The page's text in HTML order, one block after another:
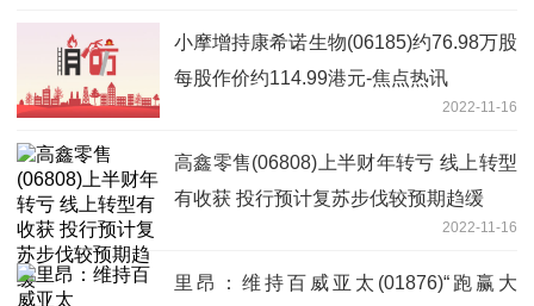
小摩增持康希诺生物(06185)约76.98万股
每股作价约114.99港元-焦点热讯
2022-11-16
高鑫零售(06808)上半财年转亏 线上转型
有收获 投行预计复苏步伐较预期趋缓
2022-11-16
里昂：维持百威亚太(01876)“跑赢大